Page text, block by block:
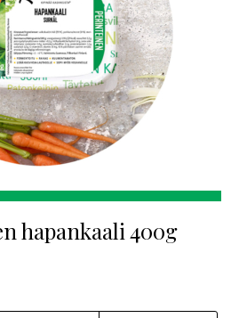
hapankaali 400g